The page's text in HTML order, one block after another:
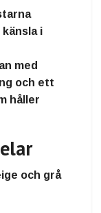
i
med
och ett
håller
och grå